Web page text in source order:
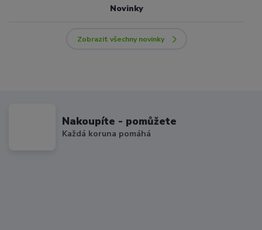
Novinky
Zobrazit všechny novinky
Nakoupíte - pomůžete
Každá koruna pomáhá